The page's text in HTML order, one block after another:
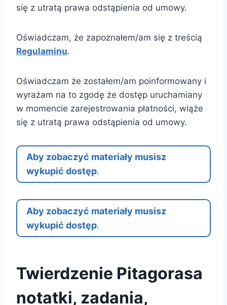
się z utratą prawa odstąpienia od umowy.
Oświadczam, że zapoznałem/am się z treścią
Regulaminu.
Oświadczam że zostałem/am poinformowany i
wyrażam na to zgodę że dostęp uruchamiany
w momencie zarejestrowania płatności, wiąże
się z utratą prawa odstąpienia od umowy.
Aby zobaczyć materiały musisz
wykupić dostęp.
Aby zobaczyć materiały musisz
wykupić dostęp.
Twierdzenie Pitagorasa
notatki, zadania,